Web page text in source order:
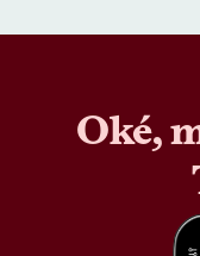
Oké,